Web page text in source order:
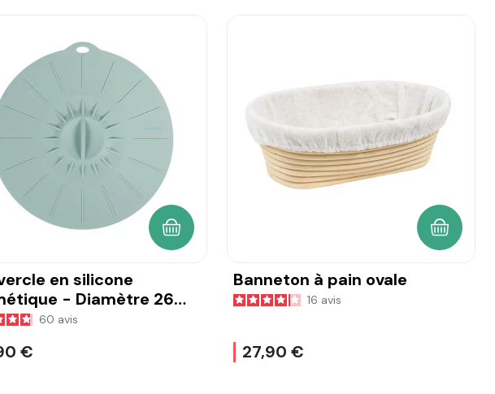
en silicone
- Diamètre 26
60 avis
€
AJOUTER AU PANIER
Banneton à pain ovale
16 avis
27,90 €